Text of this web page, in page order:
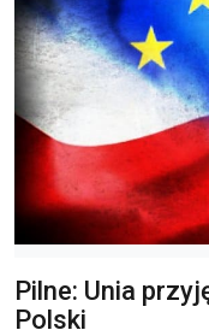
Pilne: Unia
Polski